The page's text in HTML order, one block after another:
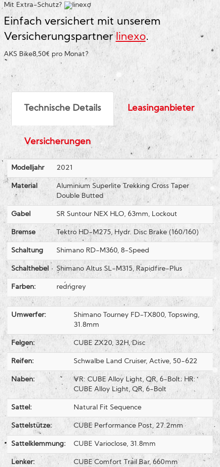
Mit Extra-Schutz?
Einfach versichert mit unserem
Versicherungspartnerlinexo.
AKS Bike8,50€ pro Monat?
Technische Details Leasinganbieter
Versicherungen
Modelljahr 2021
Material
Aluminium Superlite Trekking Cross Taper
Double Butted
Gabel SR Suntour NEX HLO, 63mm, Lockout
Bremse Tektro HD-M275, Hydr. Disc Brake (160/160)
Schaltung Shimano RD-M360, 8-Speed
Schalthebel Shimano Altus SL-M315, Rapidfire-Plus
Farben: red´n´grey
Umwerfer:
Shimano Tourney FD-TX800, Topswing,
31.8mm
Felgen: CUBE ZX20, 32H, Disc
Reifen: Schwalbe Land Cruiser, Active, 50-622
Naben:
VR: CUBE Alloy Light, QR, 6-Bolt; HR:
CUBE Alloy Light, QR, 6-Bolt
Sattel: Natural Fit Sequence
Sattelstütze: CUBE Performance Post, 27.2mm
Sattelklemmung: CUBE Varioclose, 31.8mm
Lenker: CUBE Comfort Trail Bar, 660mm